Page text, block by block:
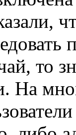
то
На